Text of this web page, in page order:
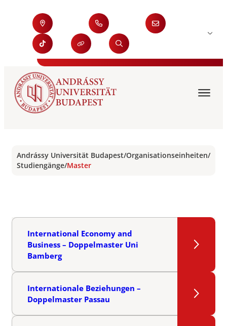
Andrássy Universität Budapest/Organisationseinheiten/
Studiengänge/Master
International Economy and
Business – Doppelmaster Uni
Bamberg
Internationale Beziehungen –
Doppelmaster Passau